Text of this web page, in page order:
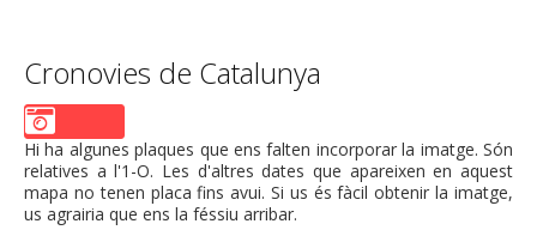
Cronovies de Catalunya
Hi ha algunes plaques que ens falten incorporar la imatge. Són
relatives a l'1-O. Les d'altres dates que apareixen en aquest
mapa no tenen placa fins avui. Si us és fàcil obtenir la imatge,
us agrairia que ens la féssiu arribar.